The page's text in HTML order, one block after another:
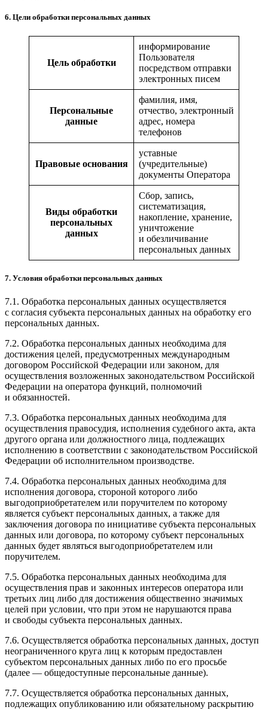
6. Цели обработки персональных данных
Цель обработки
информирование
Пользователя
посредством отправки
электронных писем
Персональные
данные
фамилия, имя,
отчество, электронный
адрес, номера
телефонов
Правовые основания
уставные
(учредительные)
документы Оператора
Виды обработки
персональных
данных
Сбор, запись,
систематизация,
накопление, хранение,
уничтожение
и обезличивание
персональных данных
7. Условия обработки персональных данных
7.1. Обработка персональных данных осуществляется
с согласия субъекта персональных данных на обработку его
персональных данных.
7.2. Обработка персональных данных необходима для
достижения целей, предусмотренных международным
договором Российской Федерации или законом, для
осуществления возложенных законодательством Российской
Федерации на оператора функций, полномочий
и обязанностей.
7.3. Обработка персональных данных необходима для
осуществления правосудия, исполнения судебного акта, акта
другого органа или должностного лица, подлежащих
исполнению в соответствии с законодательством Российской
Федерации об исполнительном производстве.
7.4. Обработка персональных данных необходима для
исполнения договора, стороной которого либо
выгодоприобретателем или поручителем по которому
является субъект персональных данных, а также для
заключения договора по инициативе субъекта персональных
данных или договора, по которому субъект персональных
данных будет являться выгодоприобретателем или
поручителем.
7.5. Обработка персональных данных необходима для
осуществления прав и законных интересов оператора или
третьих лиц либо для достижения общественно значимых
целей при условии, что при этом не нарушаются права
и свободы субъекта персональных данных.
7.6. Осуществляется обработка персональных данных, доступ
неограниченного круга лиц к которым предоставлен
субъектом персональных данных либо по его просьбе
(далее — общедоступные персональные данные).
7.7. Осуществляется обработка персональных данных,
подлежащих опубликованию или обязательному раскрытию